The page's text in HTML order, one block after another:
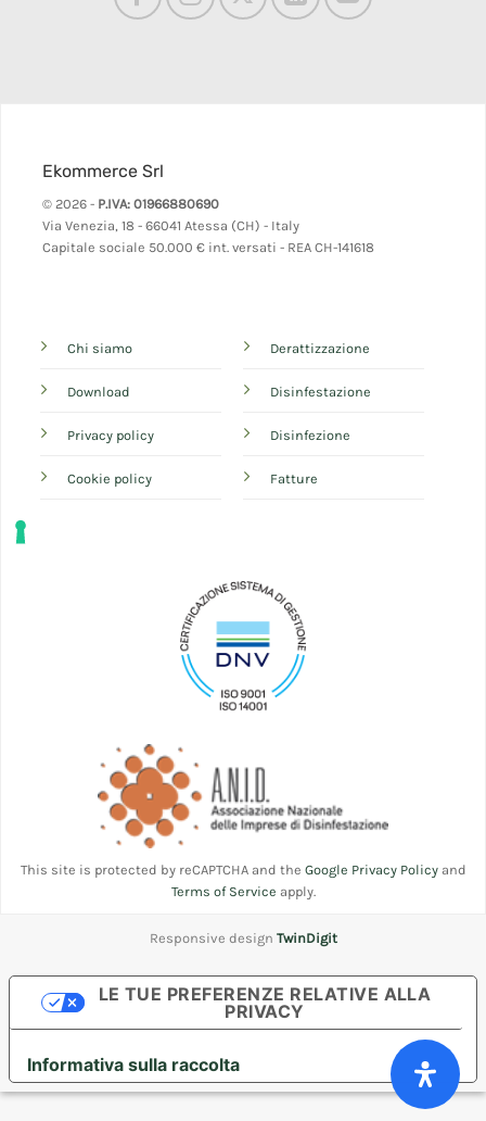
Ekommerce Srl
© 2026 - P.IVA: 01966880690
Via Venezia, 18 - 66041 Atessa (CH) - Italy
Capitale sociale 50.000 € int. versati - REA CH-141618
Chi siamo
Download
Privacy policy
Cookie policy
Derattizzazione
Disinfestazione
Disinfezione
Fatture
This site is protected by reCAPTCHA and the Google Privacy Policyand
Terms of Service apply.
Responsive design TwinDigit
Informativa sulla raccolta
LE TUE PREFERENZE RELATIVE ALLA
PRIVACY